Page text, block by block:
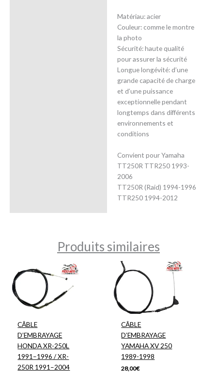
Matériau: acier
Couleur: comme le montre
la photo
Sécurité: haute qualité
pour assurer la sécurité
Longue longévité: d’une
grande capacité de charge
et d’une puissance
exceptionnelle pendant
longtemps dans différents
environnements et
conditions
Convient pour Yamaha
TT250R TTR250 1993-
2006
TT250R (Raid) 1994-1996
TTR250 1994-2012
Produits similaires
CÂBLE
D’EMBRAYAGE
HONDA XR-250L
1991–1996 / XR-
250R 1991–2004
CÂBLE
D’EMBRAYAGE
YAMAHA XV 250
1989-1998
28,00€